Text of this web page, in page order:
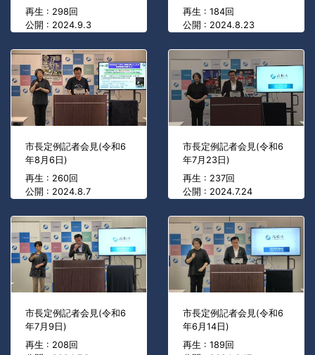
再生 : 298回
公開 : 2024.9.3
再生 : 184回
公開 : 2024.8.23
市長定例記者会見(令和6
年8月6日)
再生 : 260回
公開 : 2024.8.7
市長定例記者会見(令和6
年7月23日)
再生 : 237回
公開 : 2024.7.24
市長定例記者会見(令和6
年7月9日)
再生 : 208回
市長定例記者会見(令和6
年6月14日)
再生 : 189回